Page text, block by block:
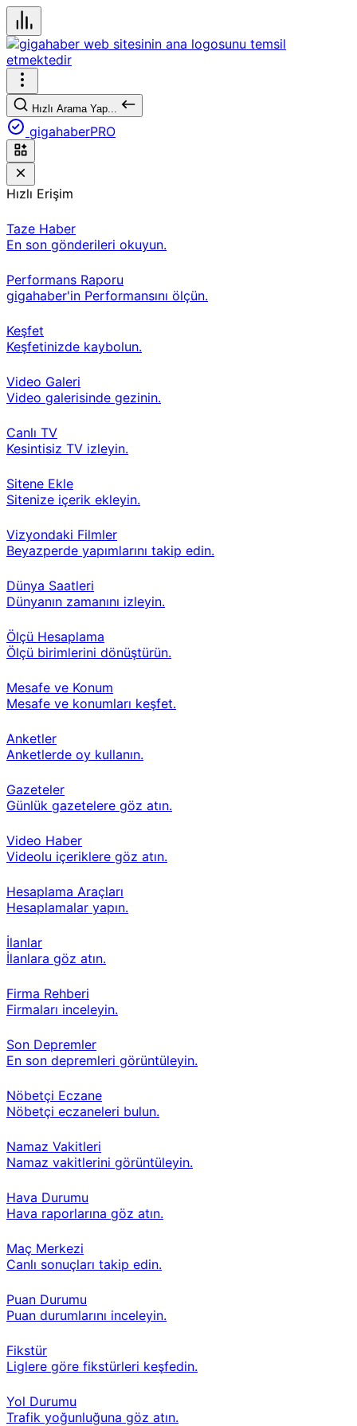
Hızlı Arama Yap...
gigahaberPRO
Hızlı Erişim
Taze Haber
En son gönderileri okuyun.
Performans Raporu
gigahaber'in Performansını ölçün.
Keşfet
Keşfetinizde kaybolun.
Video Galeri
Video galerisinde gezinin.
Canlı TV
Kesintisiz TV izleyin.
Sitene Ekle
Sitenize içerik ekleyin.
Vizyondaki Filmler
Beyazperde yapımlarını takip edin.
Dünya Saatleri
Dünyanın zamanını izleyin.
Ölçü Hesaplama
Ölçü birimlerini dönüştürün.
Mesafe ve Konum
Mesafe ve konumları keşfet.
Anketler
Anketlerde oy kullanın.
Gazeteler
Günlük gazetelere göz atın.
Video Haber
Videolu içeriklere göz atın.
Hesaplama Araçları
Hesaplamalar yapın.
İlanlar
İlanlara göz atın.
Firma Rehberi
Firmaları inceleyin.
Son Depremler
En son depremleri görüntüleyin.
Nöbetçi Eczane
Nöbetçi eczaneleri bulun.
Namaz Vakitleri
Namaz vakitlerini görüntüleyin.
Hava Durumu
Hava raporlarına göz atın.
Maç Merkezi
Canlı sonuçları takip edin.
Puan Durumu
Puan durumlarını inceleyin.
Fikstür
Liglere göre fikstürleri keşfedin.
Yol Durumu
Trafik yoğunluğuna göz atın.